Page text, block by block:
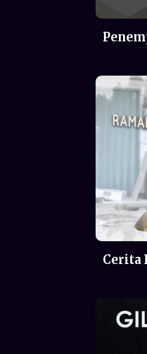
Cerita